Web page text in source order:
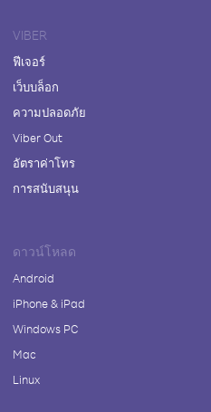
VIBER
ฟีเจอร์
เว็บบล็อก
ความปลอดภัย
Viber Out
อัตราค่าโทร
การสนับสนุน
ดาวน์โหลด
Android
iPhone & iPad
Windows PC
Mac
Linux